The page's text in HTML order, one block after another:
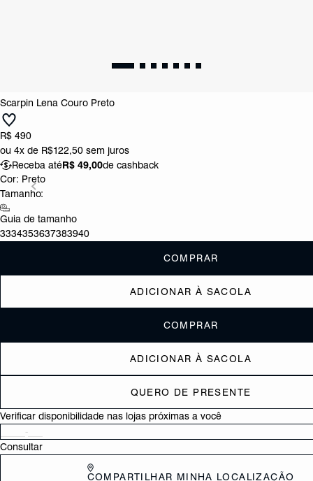
Scarpin Lena Couro Preto
R$ 490
ou 4x de R$122,50 sem juros
Receba atéR$ 49,00de cashback
Cor: Preto
Tamanho:
Guia de tamanho
3334353637383940
COMPRAR
ADICIONAR À SACOLA
COMPRAR
ADICIONAR À SACOLA
QUERO DE PRESENTE
Verificar disponibilidade nas lojas próximas a você
Consultar
COMPARTILHAR MINHA LOCALIZAÇÃO